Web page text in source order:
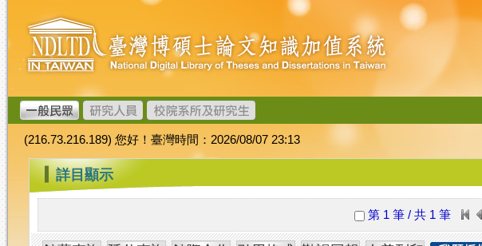
跳
到
主
要
內
容
臺
灣
博
碩
士
論
文
加
值
系
統
(216.73.216.189) 您好！臺灣時間：2026/08/07 23:13
::: 詳目顯示
第 1 筆 / 共 1 筆